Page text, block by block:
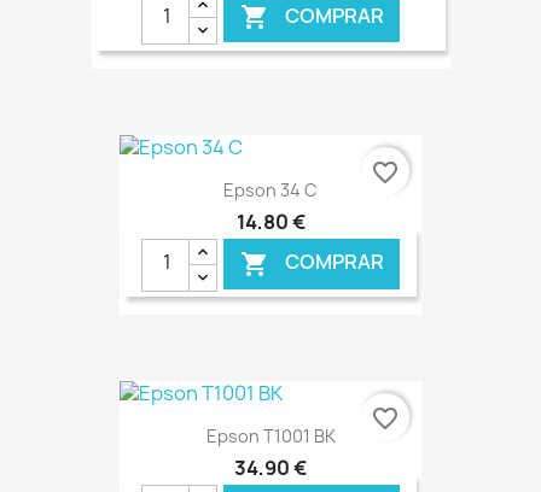
 COMPRAR
€ ONLINE
Epson 34 C
14,80 €
 COMPRAR
€ ONLINE
favorite_border
Epson T1001 BK
34,90 €
favorite_border